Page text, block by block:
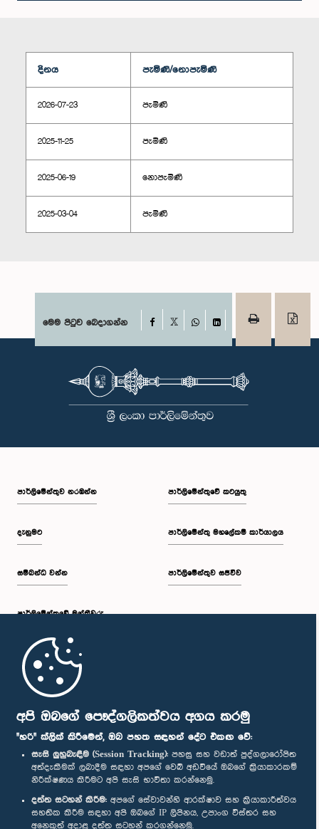
අපි ඔබගේ පෞද්ගලිකත්වය අගය කරමු
"හරි" ක්ලික් කිරීමෙන්, ඔබ පහත සඳහන් දේට එකඟ වේ:
සැසි ලුහුබැඳීම (Session Tracking): පහසු සහ වඩාත් පුද්ගලාරෝපිත
අත්දැකීමක් ලබාදීම සඳහා අපගේ වෙබ් අඩවියේ ඔබගේ ක්‍රියාකාරකම්
නිරීක්ෂණය කිරීමට අපි සැසි භාවිතා කරන්නෙමු.
දත්ත සටහන් කිරීම: අපගේ සේවාවන්හි ආරක්ෂාව සහ ක්‍රියාකාරීත්වය
සහතික කිරීම සඳහා අපි ඔබගේ IP ලිපිනය, උපාංග විස්තර සහ
අනෙකුත් අදාළ දත්ත සටහන් කරගන්නෙමු.
දිනය පැමිණි/නොපැමිණි
2026-07-23 පැමිණි
2025-11-25 පැමිණි
2025-06-19 නොපැමිණි
2025-03-04 පැමිණි
මෙම පිටුව බෙදාගන්න Facebook
WhatsAppLinkedIn
පාර්ලි‌මේන්තුව නරඹන්න
දැනුමට
සම්බන්ධ වන්න
පාර්ලි‌මේන්තුවේ මන්ත්‍රීවරු
මුල් පිටුව
පාර්ලිමේන්තුවේ කටයුතු
පාර්ලිමේන්තු මහලේකම් කාර්යාලය
පාර්ලිමේන්තුව සජීවීව
පාර්ලිමේන්තු ජංගම යෙදුම
අප හා සම්බන්ධ වී සිටින්න :